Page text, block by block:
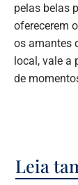
pelas belas
oferecerem
os amantes
local, vale a
de
Leia